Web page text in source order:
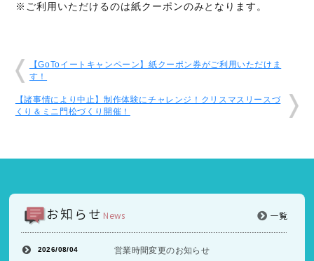
※ご利用いただけるのは紙クーポンのみとなります。
【GoToイートキャンペーン】紙クーポン券がご利用いただけま
す！
【諸事情により中止】制作体験にチャレンジ！クリスマスリースづ
くり＆ミニ門松づくり開催！
お知らせ News 一覧
2026/08/04 営業時間変更のお知らせ